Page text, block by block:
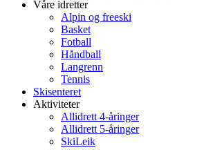
Våre idretter
Alpin og freeski
Basket
Fotball
Håndball
Langrenn
Tennis
Skisenteret
Aktiviteter
Allidrett 4-åringer
Allidrett 5-åringer
SkiLeik